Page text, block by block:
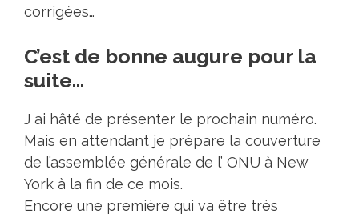
corrigées…
C’est de bonne augure pour la
suite…
J ai hâté de présenter le prochain numéro.
Mais en attendant je prépare la couverture
de l’assemblée générale de l’ ONU à New
York à la fin de ce mois.
Encore une première qui va être très